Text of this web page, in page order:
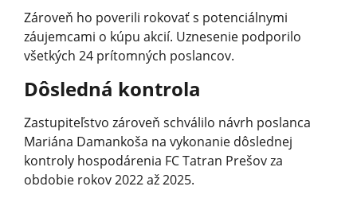
Zároveň ho poverili rokovať s potenciálnymi
záujemcami o kúpu akcií. Uznesenie podporilo
všetkých 24 prítomných poslancov.
Dôsledná kontrola
Zastupiteľstvo zároveň schválilo návrh poslanca
Mariána Damankoša na vykonanie dôslednej
kontroly hospodárenia FC Tatran Prešov za
obdobie rokov 2022 až 2025.